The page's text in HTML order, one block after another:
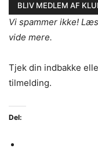
Vi spammer ikke!
vide mere.
Tjek din indbakke
tilmelding.
Del: